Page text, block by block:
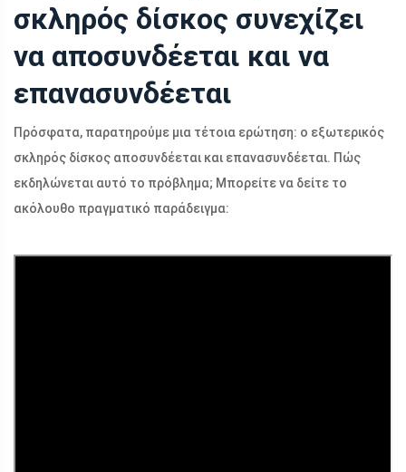
σκληρός δίσκος συνεχίζει
να αποσυνδέεται και να
επανασυνδέεται
Πρόσφατα, παρατηρούμε μια τέτοια ερώτηση: ο εξωτερικός
σκληρός δίσκος αποσυνδέεται και επανασυνδέεται. Πώς
εκδηλώνεται αυτό το πρόβλημα; Μπορείτε να δείτε το
ακόλουθο πραγματικό παράδειγμα: